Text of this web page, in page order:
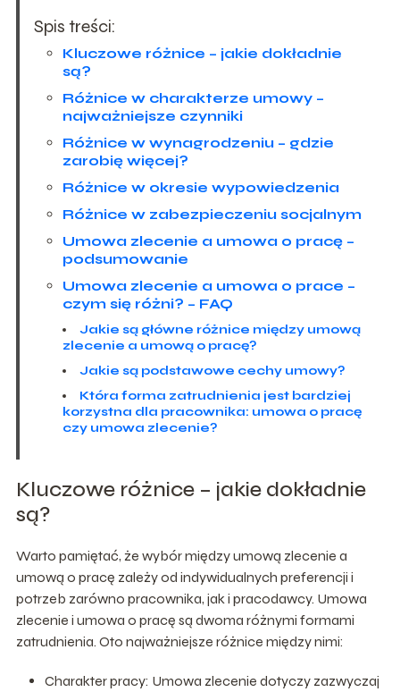
Spis treści:
Kluczowe różnice – jakie dokładnie
są?
Różnice w charakterze umowy –
najważniejsze czynniki
Różnice w wynagrodzeniu – gdzie
zarobię więcej?
Różnice w okresie wypowiedzenia
Różnice w zabezpieczeniu socjalnym
Umowa zlecenie a umowa o pracę –
podsumowanie
Umowa zlecenie a umowa o prace –
czym się różni? – FAQ
Jakie są główne różnice między umową
zlecenie a umową o pracę?
Jakie są podstawowe cechy umowy?
Która forma zatrudnienia jest bardziej
korzystna dla pracownika: umowa o pracę
czy umowa zlecenie?
Kluczowe różnice – jakie dokładnie
są?
Warto pamiętać, że wybór między umową zlecenie a
umową o pracę zależy od indywidualnych preferencji i
potrzeb zarówno pracownika, jak i pracodawcy. Umowa
zlecenie i umowa o pracę są dwoma różnymi formami
zatrudnienia. Oto najważniejsze różnice między nimi:
Charakter pracy: Umowa zlecenie dotyczy zazwyczaj